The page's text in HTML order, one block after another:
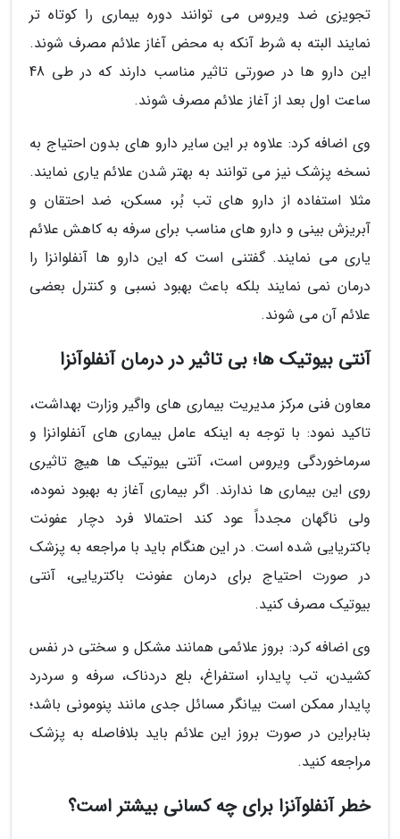
تجویزی ضد ویروس می توانند دوره بیماری را کوتاه تر
نمایند البته به شرط آنکه به محض آغاز علائم مصرف شوند.
این دارو ها در صورتی تاثیر مناسب دارند که در طی 48
ساعت اول بعد از آغاز علائم مصرف شوند.
وی اضافه کرد: علاوه بر این سایر دارو های بدون احتیاج به
نسخه پزشک نیز می توانند به بهتر شدن علائم یاری نمایند.
مثلا استفاده از دارو های تب بُر، مسکن، ضد احتقان و
آبریزش بینی و دارو های مناسب برای سرفه به کاهش علائم
یاری می نمایند. گفتنی است که این دارو ها آنفلوانزا را
درمان نمی نمایند بلکه باعث بهبود نسبی و کنترل بعضی
علائم آن می شوند.
آنتی بیوتیک ها؛ بی تاثیر در درمان آنفلوآنزا
معاون فنی مرکز مدیریت بیماری های واگیر وزارت بهداشت،
تاکید نمود: با توجه به اینکه عامل بیماری های آنفلوانزا و
سرماخوردگی ویروس است، آنتی بیوتیک ها هیچ تاثیری
روی این بیماری ها ندارند. اگر بیماری آغاز به بهبود نموده،
ولی ناگهان مجدداً عود کند احتمالا فرد دچار عفونت
باکتریایی شده است. در این هنگام باید با مراجعه به پزشک
در صورت احتیاج برای درمان عفونت باکتریایی، آنتی
بیوتیک مصرف کنید.
وی اضافه کرد: بروز علائمی همانند مشکل و سختی در نفس
کشیدن، تب پایدار، استفراغ، بلع دردناک، سرفه و سردرد
پایدار ممکن است بیانگر مسائل جدی مانند پنومونی باشد؛
بنابراین در صورت بروز این علائم باید بلافاصله به پزشک
مراجعه کنید.
خطر آنفلوآنزا برای چه کسانی بیشتر است؟